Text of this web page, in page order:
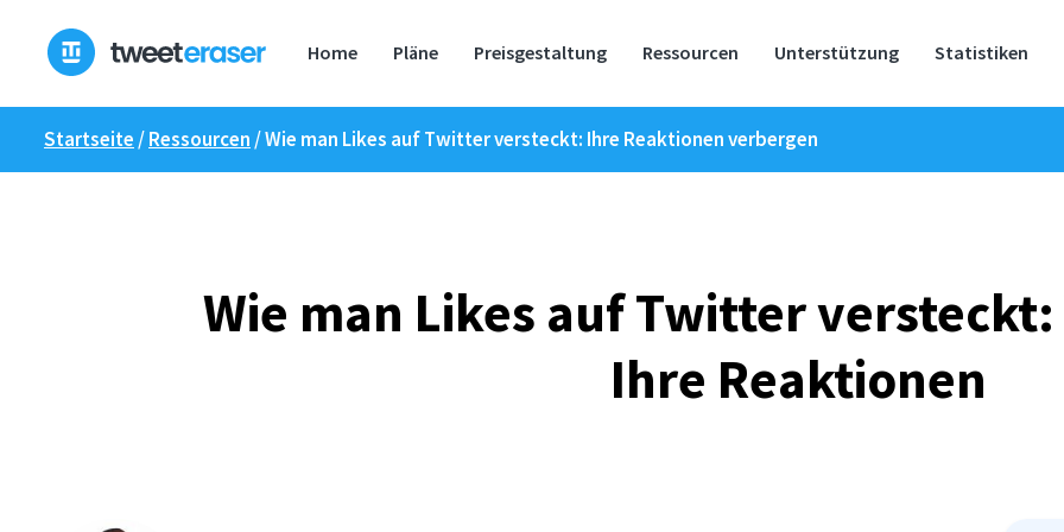
Inhalt
springen
Home Pläne Preisgestaltung Ressourcen Unterstützung Statistiken
Startseite /Ressourcen /Wie man Likes auf Twitter versteckt: Ihre Reaktionen verbergen
Wie man Likes auf Twitter versteckt:
Ihre Reaktionen